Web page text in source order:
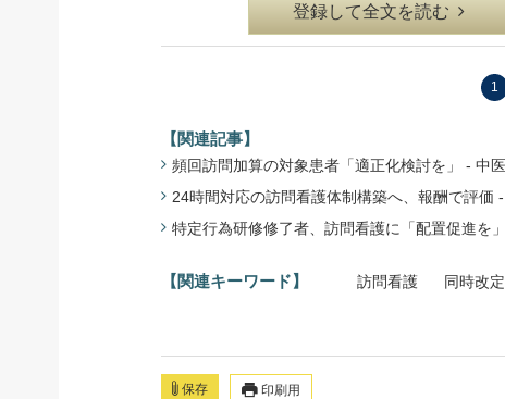
登録して全文を読む
1
【関連記事】
頻回訪問加算の対象患者「適正化検討を」 - 中
24時間対応の訪問看護体制構築へ、報酬で評
特定行為研修修了者、訪問看護に「配置促進を
【関連キーワード】 訪問看護 同時改定
保存 印刷用